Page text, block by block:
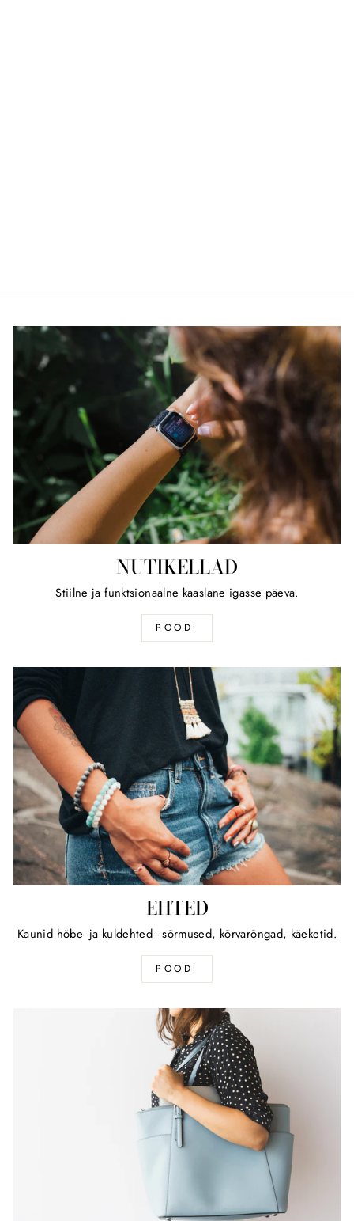
NUTIKELLAD
Stiilne ja funktsionaalne kaaslane igasse päeva.
POODI
EHTED
Kaunid hõbe- ja kuldehted - sõrmused, kõrvarõngad, käeketid.
POODI